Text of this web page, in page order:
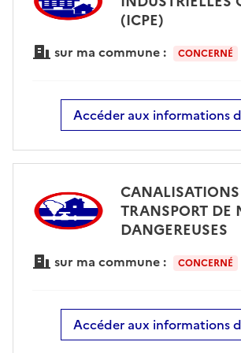
(ICPE)
sur ma commune : CONCERNÉ
Accéder aux informations
TRANSPORT DE
DANGEREUSES
sur ma commune : CONCERNÉ
Accéder aux informations